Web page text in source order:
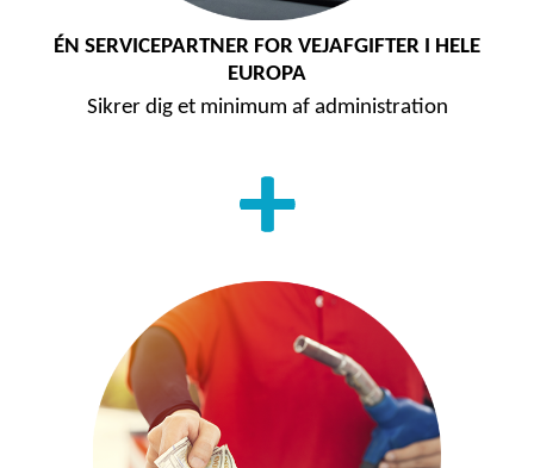
ÉN SERVICEPARTNER FOR VEJAFGIFTER I HELE
EUROPA
Sikrer dig et minimum af administration